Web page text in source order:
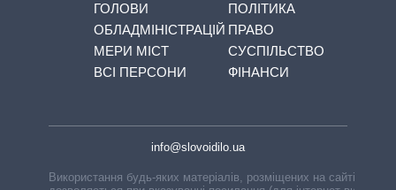
ГОЛОВИ
ОБЛАДМІНІСТРАЦІЙ
МЕРИ МІСТ
ВСІ ПЕРСОНИ
ПОЛІТИКА
ПРАВО
СУСПІЛЬСТВО
ФІНАНСИ
info@slovoidilo.ua
Використання будь-яких матеріалів, розміщених на сайті,